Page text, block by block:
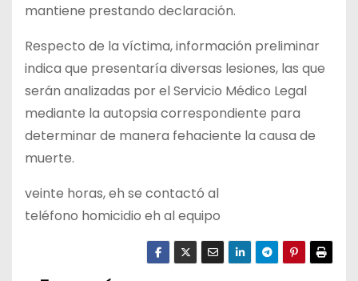
mantiene prestando declaración.
Respecto de la víctima, información preliminar
indica que presentaría diversas lesiones, las que
serán analizadas por el Servicio Médico Legal
mediante la autopsia correspondiente para
determinar de manera fehaciente la causa de
muerte.
veinte horas, eh se contactó al
teléfono homicidio eh al equipo